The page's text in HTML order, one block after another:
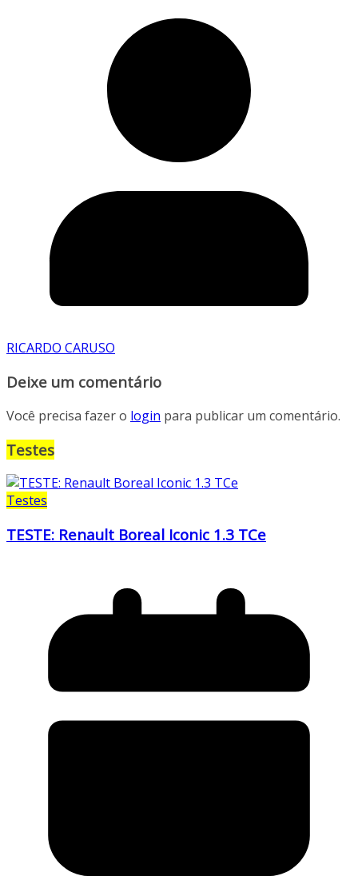
RICARDO CARUSO
Deixe um comentário
Você precisa fazer o login para publicar um comentário.
Testes
Testes
TESTE: Renault Boreal Iconic 1.3 TCe